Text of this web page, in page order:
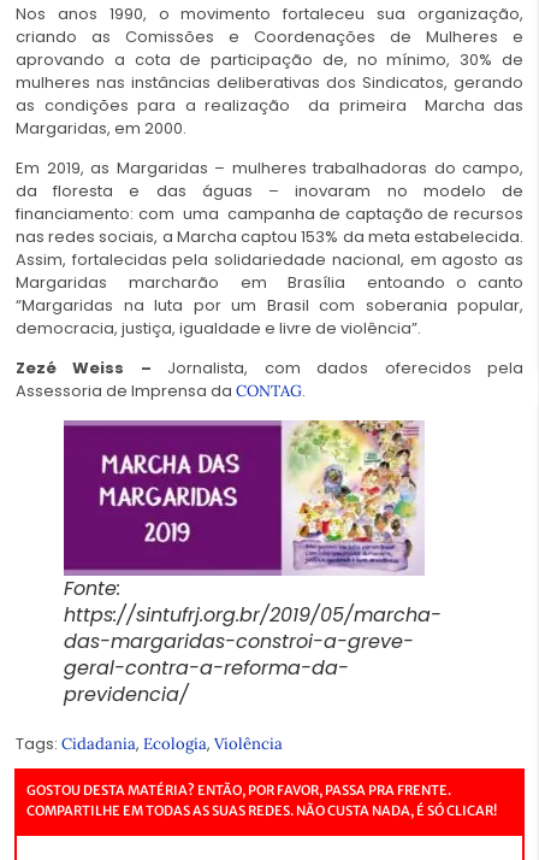
Nos anos 1990, o movimento fortaleceu sua organização,
criando as Comissões e Coordenações de Mulheres e
aprovando a cota de participação de, no mínimo, 30% de
mulheres nas instâncias deliberativas dos Sindicatos, gerando
as condições para a realização da primeira Marcha das
Margaridas, em 2000.
Em 2019, as Margaridas – mulheres trabalhadoras do campo,
da floresta e das águas – inovaram no modelo de
financiamento: com uma campanha de captação de recursos
nas redes sociais, a Marcha captou 153% da meta estabelecida.
Assim, fortalecidas pela solidariedade nacional, em agosto as
Margaridas marcharão em Brasília entoando o canto
“Margaridas na luta por um Brasil com soberania popular,
democracia, justiça, igualdade e livre de violência”.
Zezé Weiss – Jornalista, com dados oferecidos pela
Assessoria de Imprensa da CONTAG.
Fonte:
https://sintufrj.org.br/2019/05/marcha-
das-margaridas-constroi-a-greve-
geral-contra-a-reforma-da-
previdencia/
Tags: Cidadania, Ecologia, Violência
GOSTOU DESTA MATÉRIA? ENTÃO, POR FAVOR, PASSA PRA FRENTE.
COMPARTILHE EM TODAS AS SUAS REDES. NÃO CUSTA NADA, É SÓ CLICAR!